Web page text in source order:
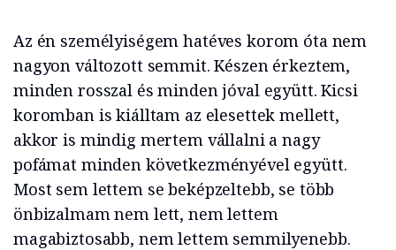
Az én személyiségem hatéves korom óta nem
nagyon változott semmit. Készen érkeztem,
minden rosszal és minden jóval együtt. Kicsi
koromban is kiálltam az elesettek mellett,
akkor is mindig mertem vállalni a nagy
pofámat minden következményével együtt.
Most sem lettem se beképzeltebb, se több
önbizalmam nem lett, nem lettem
magabiztosabb, nem lettem semmilyenebb.